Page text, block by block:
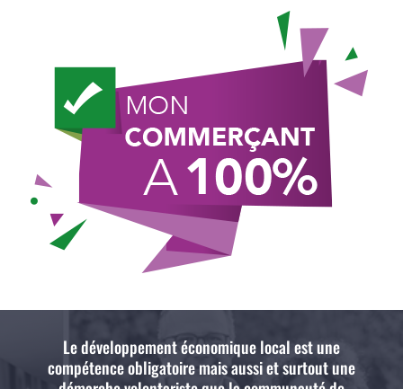
Le développement économique local est une
compétence obligatoire mais aussi et surtout une